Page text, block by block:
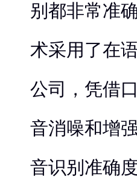
别都非常准
术采用了在
公司，凭借
音消噪和增
音识别准确